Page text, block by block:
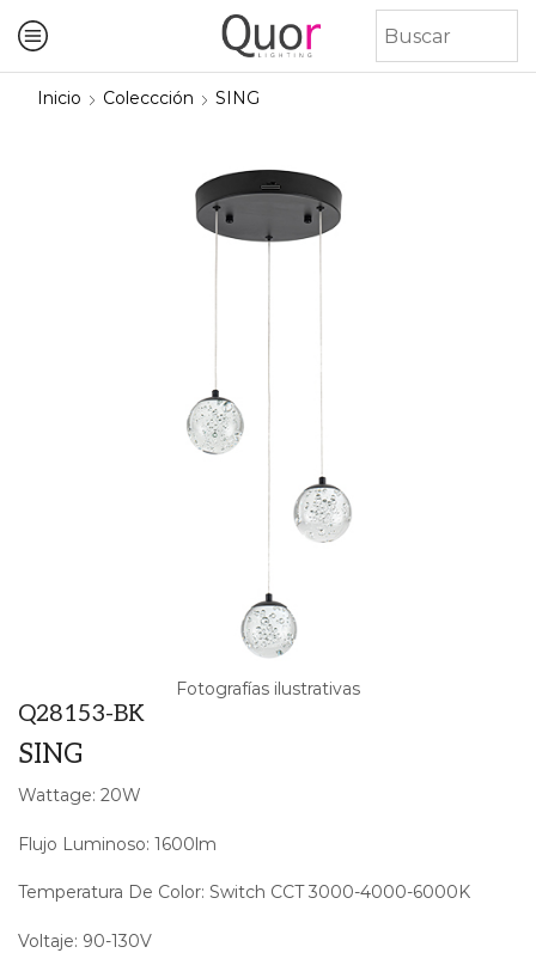
Inicio Coleccción SING
Fotografías ilustrativas
Q28153-BK
SING
Wattage: 20W
Flujo Luminoso: 1600lm
Temperatura De Color: Switch CCT 3000-4000-6000K
Voltaje: 90-130V